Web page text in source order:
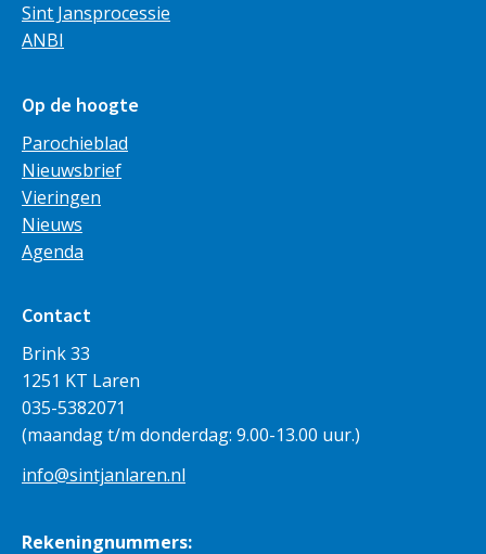
Sint Jansprocessie
ANBI
Op de hoogte
Parochieblad
Nieuwsbrief
Vieringen
Nieuws
Agenda
Contact
Brink 33
1251 KT Laren
035-5382071
(maandag t/m donderdag: 9.00-13.00 uur.)
info@sintjanlaren.nl
Rekeningnummers: